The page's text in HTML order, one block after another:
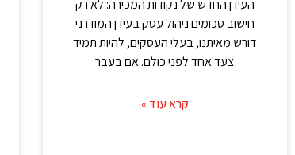
העידן החדש של נקודות המכירה: לא רק
חישוב סכומים ניהול עסק בעידן המודרני
דורש מאיתנו, בעלי העסקים, להיות תמיד
צעד אחד לפני כולם. אם בעבר
קרא עוד »